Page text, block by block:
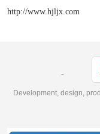
http://www.hjljx.com